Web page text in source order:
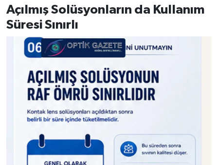
Açılmış Solüsyonların da Kullanım
Süresi Sınırlı